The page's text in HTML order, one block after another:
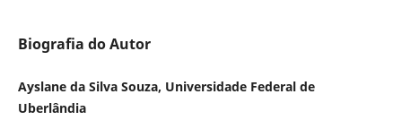
Biografia do Autor
Ayslane da Silva Souza, Universidade Federal de
Uberlândia